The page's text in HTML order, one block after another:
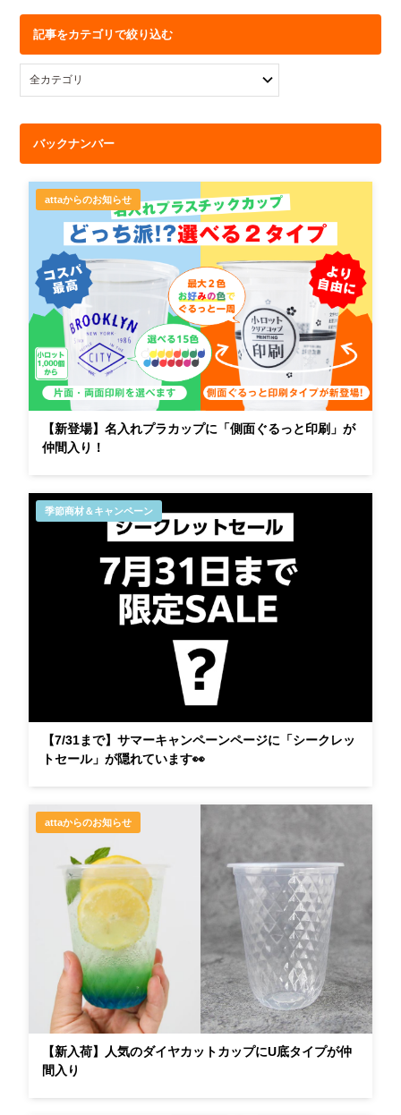
記事をカテゴリで絞り込む
バックナンバー
attaからのお知らせ
【新登場】名入れプラカップに「側面ぐるっと印刷」が
仲間入り！
季節商材＆キャンペーン
【7/31まで】サマーキャンペーンページに「シークレッ
トセール」が隠れています👀
attaからのお知らせ
【新入荷】人気のダイヤカットカップにU底タイプが仲
間入り